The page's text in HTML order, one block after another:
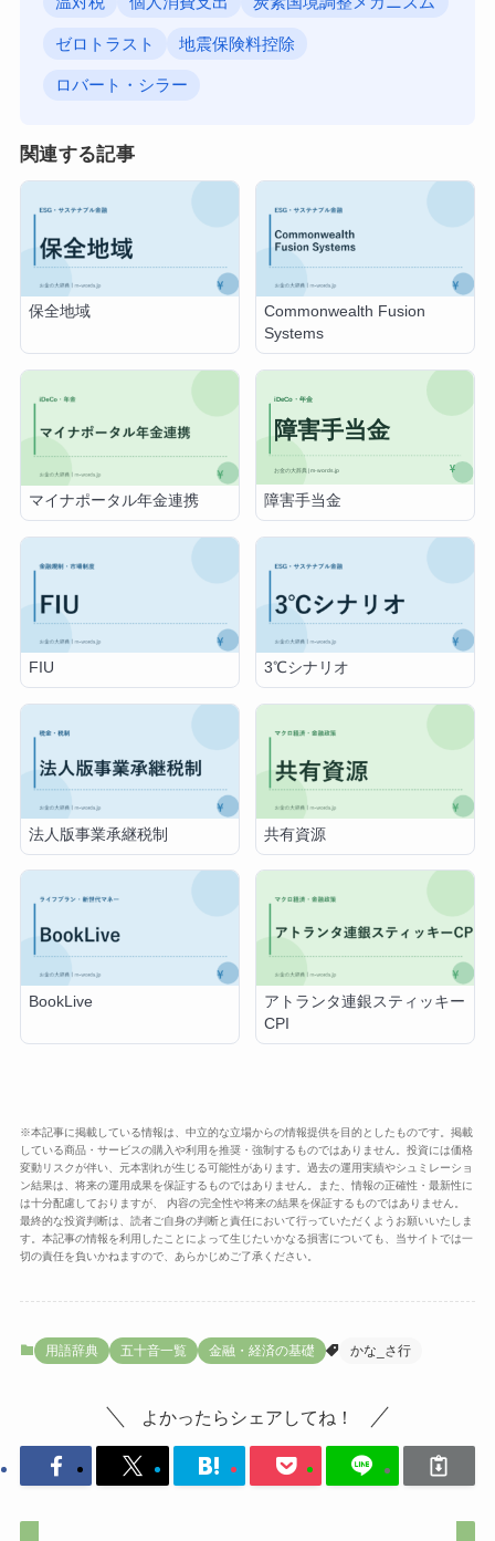
ゼロトラスト 地震保険料控除
ロバート・シラー
関連する記事
保全地域
Commonwealth Fusion
Systems
マイナポータル年金連携 障害手当金
FIU 3℃シナリオ
法人版事業承継税制 共有資源
BookLive
アトランタ連銀スティッキー
CPI
※本記事に掲載している情報は、中立的な立場からの情報提供を目的としたものです。掲載
している商品・サービスの購入や利用を推奨・強制するものではありません。投資には価格
変動リスクが伴い、元本割れが生じる可能性があります。過去の運用実績やシュミレーショ
ン結果は、将来の運用成果を保証するものではありません。また、情報の正確性・最新性に
は十分配慮しておりますが、 内容の完全性や将来の結果を保証するものではありません。
最終的な投資判断は、読者ご自身の判断と責任において行っていただくようお願いいたしま
す。本記事の情報を利用したことによって生じたいかなる損害についても、当サイトでは一
切の責任を負いかねますので、あらかじめご了承ください。
用語辞典 五十音一覧 金融・経済の基礎 かな_さ行
よかったらシェアしてね！